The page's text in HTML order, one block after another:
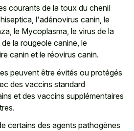
courants de la toux du chenil
l'adénovirus canin, le
le Mycoplasma, le virus de la
la rougeole canine, le
canin et le réovirus canin.
peuvent être évités ou protégés
des vaccins standard
et des vaccins supplémentaires
certains des agents pathogènes